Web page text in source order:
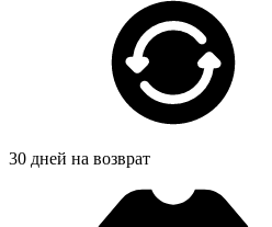
30 дней на возврат